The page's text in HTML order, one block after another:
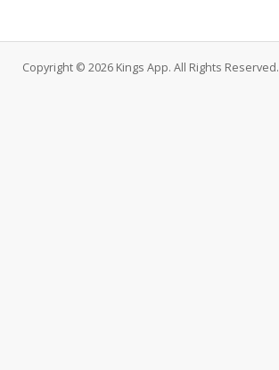
Copyright © 2026 Kings App. All Rights Reserved.